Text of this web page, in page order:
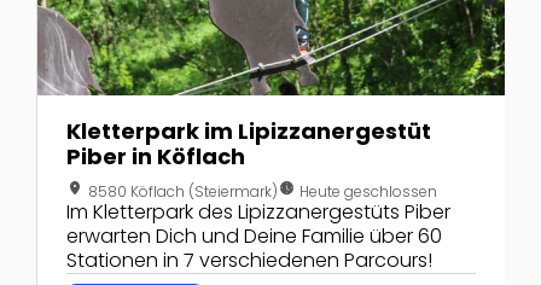
Kletterpark im Lipizzanergestüt
Piber in Köflach
location_on 8580 Köflach (Steiermark)nest_clock_farsight_analog Heute geschlossen
Im Kletterpark des Lipizzanergestüts Piber
erwarten Dich und Deine Familie über 60
Stationen in 7 verschiedenen Parcours!